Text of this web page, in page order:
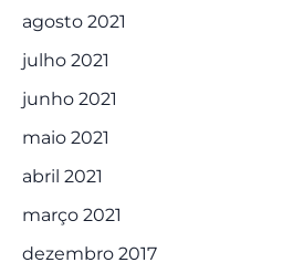
agosto 2021
julho 2021
junho 2021
maio 2021
abril 2021
março 2021
dezembro 2017